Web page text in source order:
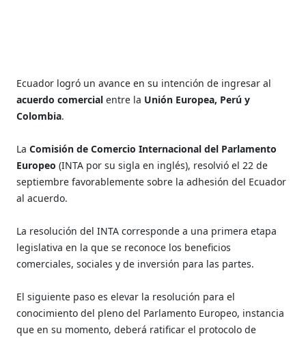
Ecuador logró un avance en su intención de ingresar al
acuerdo comercialentre la Unión Europea, Perú y
Colombia.
LaComisión de Comercio Internacional del Parlamento
Europeo (INTA por su sigla en inglés), resolvió el 22 de
septiembre favorablemente sobre la adhesión del Ecuador
al acuerdo.
La resolución del INTA corresponde a una primera etapa
legislativa en la que se reconoce los beneficios
comerciales, sociales y de inversión para las partes.
El siguiente paso es elevar la resolución para el
conocimiento del pleno del Parlamento Europeo, instancia
que en su momento, deberá ratificar el protocolo de